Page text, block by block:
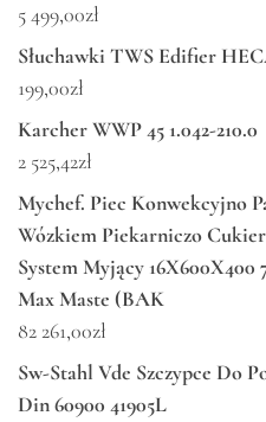
5 499,00zł
Słuchawki TWS Edifier
199,00zł
Karcher WWP 45 1.042-210.0
2 525,42zł
Mychef. Piec Konwekcyjno
Wózkiem Piekarniczo
System Myjący 16X600X400
Max Maste (BAK
82 261,00zł
Sw-Stahl Vde Szczypce Do
Din 60900 41905L